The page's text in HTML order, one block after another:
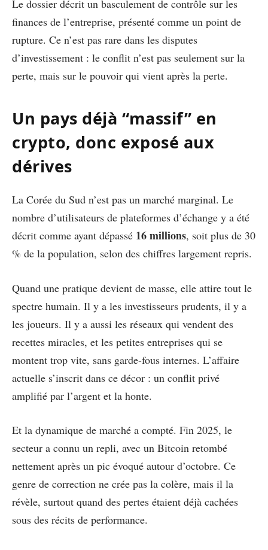
Le dossier décrit un basculement de contrôle sur les
finances de l’entreprise, présenté comme un point de
rupture. Ce n’est pas rare dans les disputes
d’investissement : le conflit n’est pas seulement sur la
perte, mais sur le pouvoir qui vient après la perte.
Un pays déjà “massif” en
crypto, donc exposé aux
dérives
La Corée du Sud n’est pas un marché marginal. Le
nombre d’utilisateurs de plateformes d’échange y a été
décrit comme ayant dépassé 16 millions, soit plus de 30
% de la population, selon des chiffres largement repris.
Quand une pratique devient de masse, elle attire tout le
spectre humain. Il y a les investisseurs prudents, il y a
les joueurs. Il y a aussi les réseaux qui vendent des
recettes miracles, et les petites entreprises qui se
montent trop vite, sans garde-fous internes. L’affaire
actuelle s’inscrit dans ce décor : un conflit privé
amplifié par l’argent et la honte.
Et la dynamique de marché a compté. Fin 2025, le
secteur a connu un repli, avec un Bitcoin retombé
nettement après un pic évoqué autour d’octobre. Ce
genre de correction ne crée pas la colère, mais il la
révèle, surtout quand des pertes étaient déjà cachées
sous des récits de performance.